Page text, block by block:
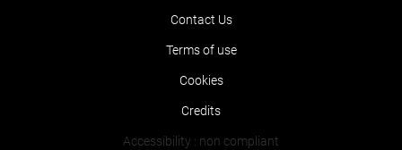
Contact Us
Terms of use
Cookies
Credits
Accessibility : non compliant